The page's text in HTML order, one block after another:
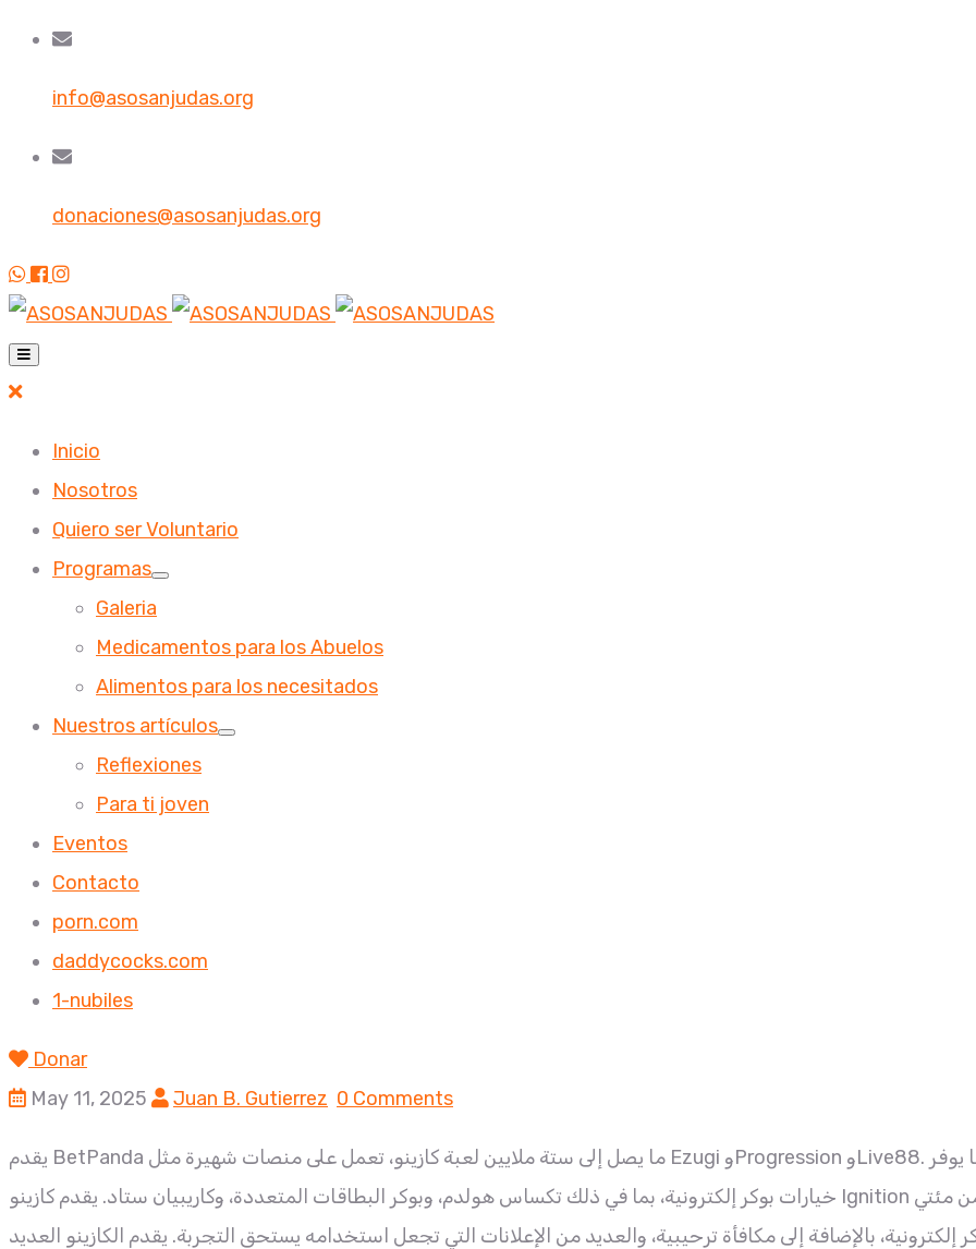
info@asosanjudas.org
donaciones@asosanjudas.org
Inicio
Nosotros
Quiero ser Voluntario
Programas
Galeria
Medicamentos para los Abuelos
Alimentos para los necesitados
Nuestros artículos
Reflexiones
Para ti joven
Eventos
Contacto
porn.com
daddycocks.com
1-nubiles
Donar
May 11, 2025
Juan B. Gutierrez 0 Comments
يقدم BetPanda ما يصل إلى ستة ملايين لعبة كازينو، تعمل على منصات شهيرة مثل Ezugi وProgression وLive88. كما يوفر
خيارات بوكر إلكترونية، بما في ذلك تكساس هولدم، وبوكر البطاقات المتعددة، وكاريبيان ستاد. يقدم كازينو Ignition أكثر من مئتي
إلكترونية، بالإضافة إلى مكافأة ترحيبية، والعديد من الإعلانات التي تجعل استخدامه يستحق التجربة. يقدم الكازينو العديد